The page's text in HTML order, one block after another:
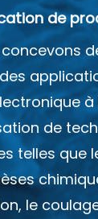
de
concevons
à
de
telles que
le